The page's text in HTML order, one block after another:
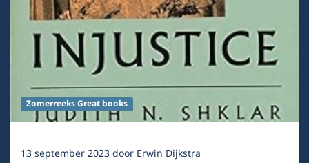
Zomerreeks Great books
13 september 2023door Erwin Dijkstra